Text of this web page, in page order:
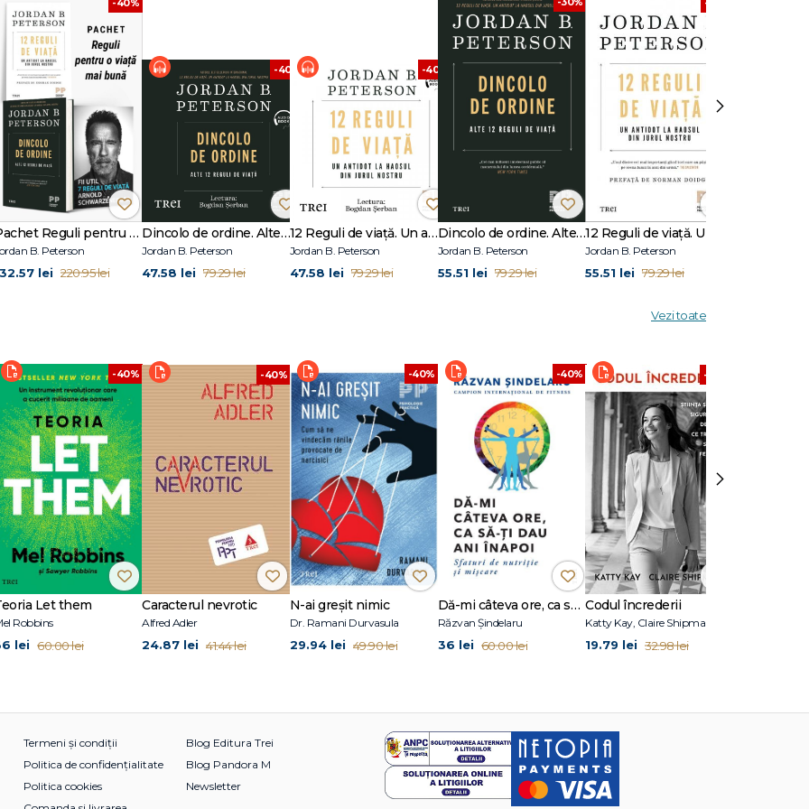
erudiția vastă în domenii care variază de la psihologia clinică la scripturi, o bună
cu pacienți, incluzând prizonieri, alcoolici și bolnavi mintal."
de viață, care s-a vândut în mai bine de cinci milioane de exemplare în lumea
clinician și profesor la Harvard și la Universitatea din Toronto, Peterson a
Clipurile lui de pe YouTube și podcasturile sale se bucură de o audiență de
cărții 12 Reguli de viață a adunat peste 250 000 de auditori de pe tot globul.
100 de studii științifice. Autorul trăiește în Toronto, alături de familia sa.
comune
neobişnuită şi eroul revoluţionar
-40%
Pachet Reguli pentru o viață mai bună
B. Peterson
lei 220.95 lei
-40%
Dincolo de ordine. Alte 12 reguli de viață
Jordan B. Peterson
47.58 lei 79.29 lei
-40%
12 Reguli de viață. Un antidot la haosul din jurul nostru
Jordan B. Peterson
47.58 lei 79.29 lei
Dincolo de ordine. Alte 12 reguli de viață
Jordan B. Peterson
55.51 lei 79.29 lei
-30%
Jordan B. Peterson
55.51 lei 79.29 lei
›
Vezi toate
-40%
Let them
Robbins
lei 60.00 lei
-40%
Caracterul nevrotic
Alfred Adler
24.87 lei 41.44 lei
-40%
N-ai greșit nimic
Dr. Ramani Durvasula
29.94 lei 49.90 lei
-40%
Dă-mi câteva ore, ca să-ţi dau ani înapoi
Răzvan Șindelaru
36 lei 60.00 lei
-40%
Codul încrederii
Katty Kay, Claire Shipman
19.79 lei 32.98 lei
›
Termeni și condiții
Politica de confidențialitate
Politica cookies
Blog Editura Trei
Blog Pandora M
Newsletter